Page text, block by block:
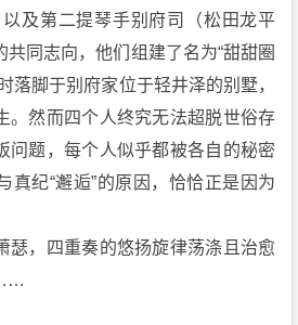
疑]
本]
1
0
8
0
载
及第二提琴手别府司（松田龙平
同志向，他们组建了名为“甜甜圈
落脚于别府家位于轻井泽的别墅，
。然而四个人终究无法超脱世俗存
问题，每个人似乎都被各自的秘密
真纪“邂逅”的原因，恰恰正是因为
，四重奏的悠扬旋律荡涤且治愈